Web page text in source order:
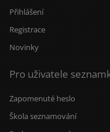
Přihlášení
Registrace
Novinky
Pro uživatele
Zapomenuté heslo
Škola seznamování